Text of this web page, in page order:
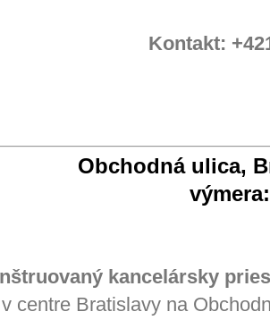
Kontakt:
Obchodná ulica,
kancelársky
centre Bratislavy na